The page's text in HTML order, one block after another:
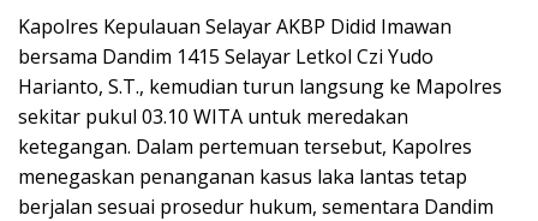
‎Kapolres Kepulauan Selayar AKBP Didid Imawan
bersama Dandim 1415 Selayar Letkol Czi Yudo
Harianto, S.T., kemudian turun langsung ke Mapolres
sekitar pukul 03.10 WITA untuk meredakan
ketegangan. Dalam pertemuan tersebut, Kapolres
menegaskan penanganan kasus laka lantas tetap
berjalan sesuai prosedur hukum, sementara Dandim